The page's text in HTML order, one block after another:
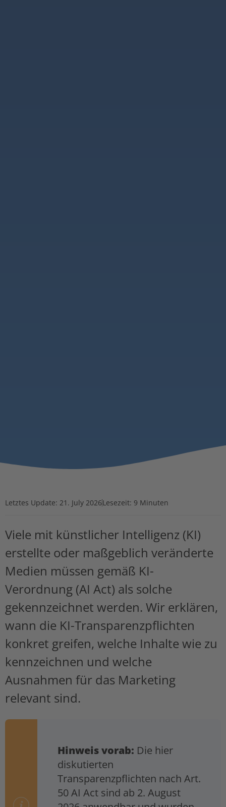
Letztes Update: 21. July 2026Lesezeit: 9 Minuten
Viele mit künstlicher Intelligenz (KI)
erstellte oder maßgeblich veränderte
Medien müssen gemäß KI-
Verordnung (AI Act) als solche
gekennzeichnet werden. Wir erklären,
wann die KI-Transparenzpflichten
konkret greifen, welche Inhalte wie zu
kennzeichnen und welche
Ausnahmen für das Marketing
relevant sind.
Hinweis vorab: Die hier
diskutierten
Transparenzpflichten nach Art.
50 AI Act sind ab 2. August